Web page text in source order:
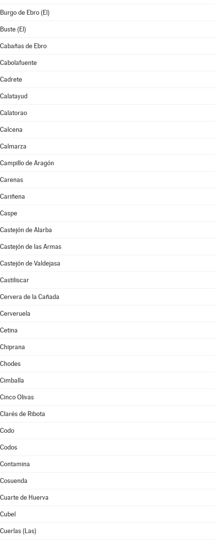
Burgo de Ebro (El)
Buste (El)
Cabañas de Ebro
Cabolafuente
Cadrete
Calatayud
Calatorao
Calcena
Calmarza
Campillo de Aragón
Carenas
Cariñena
Caspe
Castejón de Alarba
Castejón de las Armas
Castejón de Valdejasa
Castiliscar
Cervera de la Cañada
Cerveruela
Cetina
Chiprana
Chodes
Cimballa
Cinco Olivas
Clarés de Ribota
Codo
Codos
Contamina
Cosuenda
Cuarte de Huerva
Cubel
Cuerlas (Las)